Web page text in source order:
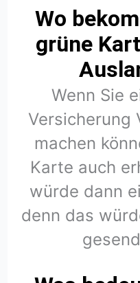
Wo
grüne
Wenn Sie
Versicherung
machen
Karte auch
würde dann
denn das